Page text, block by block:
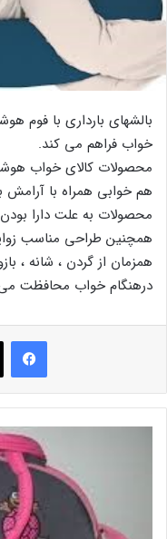
بالشهای بارداری با فوم
خواب فراهم می کند.
محصولات کالای خواب
هم خوابی همراه با آرامش
محصولات به علت دارا
همچنین طراحی مناسب
همزمان از گردن ، شانه ،
درهنگام خواب محافظت می